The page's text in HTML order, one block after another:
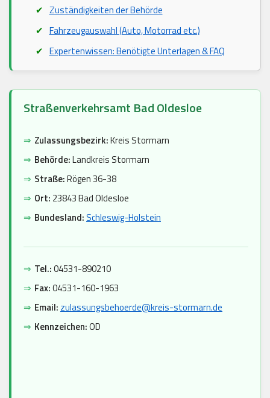
Zuständigkeiten der Behörde
Fahrzeugauswahl (Auto, Motorrad etc.)
Expertenwissen: Benötigte Unterlagen & FAQ
Straßenverkehrsamt Bad Oldesloe
⇒ Zulassungsbezirk:Kreis Stormarn
⇒ Behörde:Landkreis Stormarn
⇒ Straße:Rögen 36-38
⇒ Ort: 23843 Bad Oldesloe
⇒ Bundesland:Schleswig-Holstein
⇒ Tel.:04531-890210
⇒ Fax:04531-160-1963
⇒ Email: zulassungsbehoerde@kreis-stormarn.de
⇒ Kennzeichen:OD